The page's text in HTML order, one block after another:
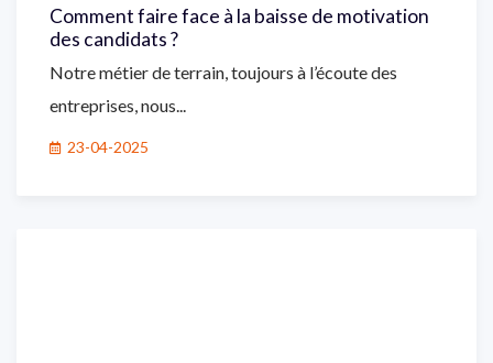
Comment faire face à la baisse de motivation
des candidats ?
Notre métier de terrain, toujours à l’écoute des
entreprises, nous...
23-04-2025